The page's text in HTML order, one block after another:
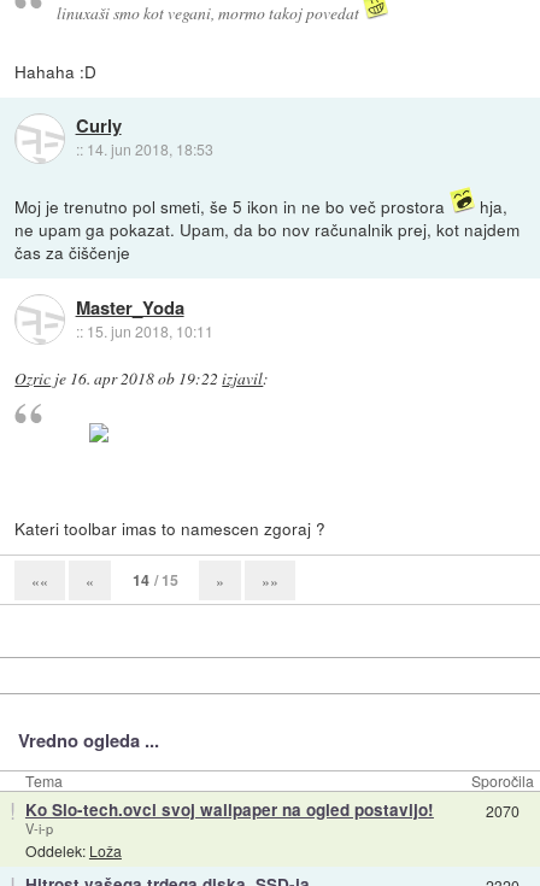
linuxaši smo kot vegani, mormo takoj povedat
Hahaha :D
Curly
:: 14. jun 2018, 18:53
Moj je trenutno pol smeti, še 5 ikon in ne bo več prostora
hja,
ne upam ga pokazat. Upam, da bo nov računalnik prej, kot najdem
čas za čiščenje
Master_Yoda
:: 15. jun 2018, 10:11
Ozric je 16. apr 2018 ob 19:22 izjavil:
Kateri toolbar imas to namescen zgoraj ?
«« « 14 / 15 » »»
Vredno ogleda ...
Tema Sporočila
! Ko Slo-tech.ovci svoj wallpaper na ogled postavijo!
V-i-p
Oddelek: Loža
2070